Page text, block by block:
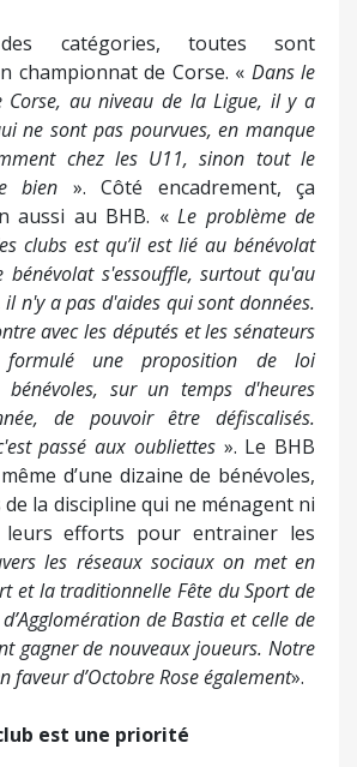
catégories, toutes sont
championnat de Corse. « Dans le
Corse, au niveau de la Ligue, il y a
ne sont pas pourvues, en manque
chez les U11, sinon tout le
bien ». Côté encadrement, ça
aussi au BHB. « Le problème de
clubs est qu’il est lié au bénévolat
bénévolat s'essouffle, surtout qu'au
n'y a pas d'aides qui sont données.
avec les députés et les sénateurs
formulé une proposition de loi
sur un temps d'heures
de pouvoir être défiscalisés.
passé aux oubliettes». Le BHB
d’une dizaine de bénévoles,
la discipline qui ne ménagent ni
efforts pour entrainer les
les réseaux sociaux on met en
et la traditionnelle Fête du Sport de
de Bastia et celle de
gagner de nouveaux joueurs. Notre
faveur d’Octobre Rose également».
est une priorité